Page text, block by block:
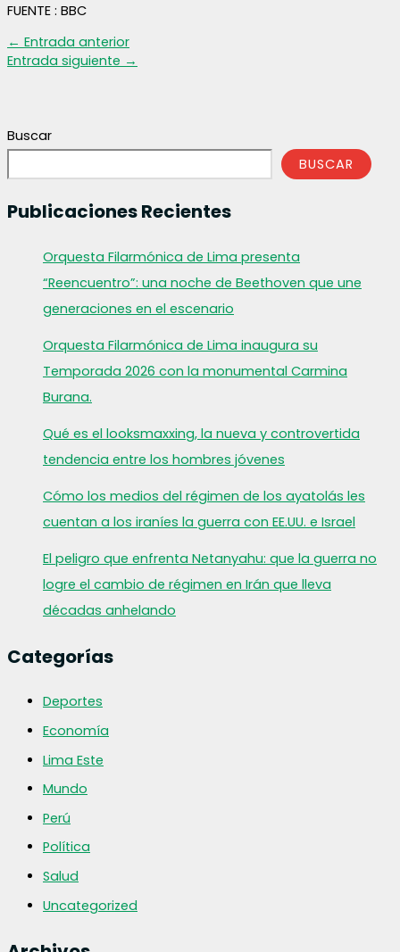
FUENTE : BBC
← Entrada anterior
Entrada siguiente →
Buscar
BUSCAR
Publicaciones Recientes
Orquesta Filarmónica de Lima presenta
“Reencuentro”: una noche de Beethoven que une
generaciones en el escenario
Orquesta Filarmónica de Lima inaugura su
Temporada 2026 con la monumental Carmina
Burana.
Qué es el looksmaxxing, la nueva y controvertida
tendencia entre los hombres jóvenes
Cómo los medios del régimen de los ayatolás les
cuentan a los iraníes la guerra con EE.UU. e Israel
El peligro que enfrenta Netanyahu: que la guerra no
logre el cambio de régimen en Irán que lleva
décadas anhelando
Categorías
Deportes
Economía
Lima Este
Mundo
Perú
Política
Salud
Uncategorized